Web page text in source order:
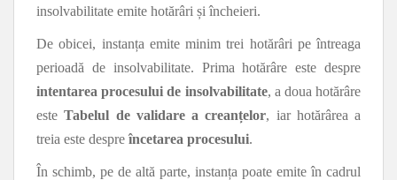
insolvabilitate emite hotărâri și încheieri.
De obicei, instanța emite minim trei hotărâri pe întreaga
perioadă de insolvabilitate. Prima hotărâre este despre
intentarea procesului de insolvabilitate, a doua hotărâre
esteTabelul de validare a creanțelor, iar hotărârea a
treia este despre încetarea procesului.
În schimb, pe de altă parte, instanța poate emite în cadrul